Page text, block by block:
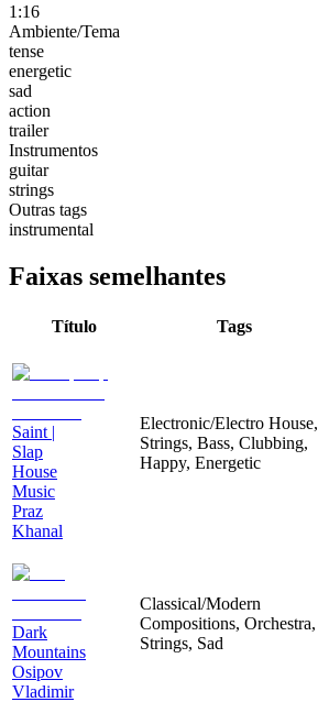
1:16
Ambiente/Tema
tense
energetic
sad
action
trailer
Instrumentos
guitar
strings
Outras tags
instrumental
Faixas semelhantes
Título Tags
Saint |
Slap
House
Music
Praz
Khanal
Electronic/Electro House,
Strings, Bass, Clubbing,
Happy, Energetic
Dark
Mountains
Osipov
Vladimir
Classical/Modern
Compositions, Orchestra,
Strings, Sad